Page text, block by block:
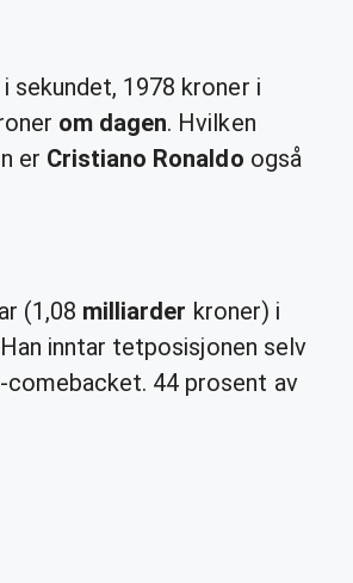
sekundet, 1978 kroner i
om dagen. Hvilken
er Cristiano Ronaldo også
(1,08 milliarder kroner) i
inntar tetposisjonen selv
comebacket. 44 prosent av